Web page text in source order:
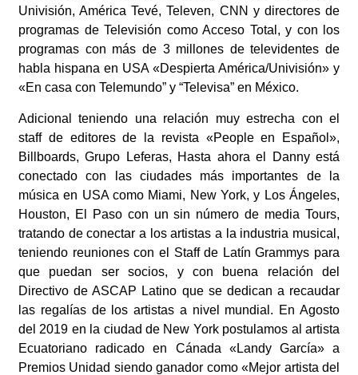
Univisión, América Tevé, Televen, CNN y directores de
programas de Televisión como Acceso Total, y con los
programas con más de 3 millones de televidentes de
habla hispana en USA «Despierta América/Univisión» y
«En casa con Telemundo” y “Televisa” en México.
Adicional teniendo una relación muy estrecha con el
staff de editores de la revista «People en Español»,
Billboards, Grupo Leferas, Hasta ahora el Danny está
conectado con las ciudades más importantes de la
música en USA como Miami, New York, y Los Ángeles,
Houston, El Paso con un sin número de media Tours,
tratando de conectar a los artistas a la industria musical,
teniendo reuniones con el Staff de Latín Grammys para
que puedan ser socios, y con buena relación del
Directivo de ASCAP Latino que se dedican a recaudar
las regalías de los artistas a nivel mundial. En Agosto
del 2019 en la ciudad de New York postulamos al artista
Ecuatoriano radicado en Cánada «Landy García» a
Premios Unidad siendo ganador como «Mejor artista del